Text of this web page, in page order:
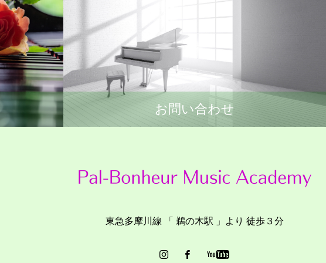
お問い合わせ
東急多摩川線 「 鵜の木駅 」より 徒歩３分